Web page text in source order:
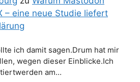
– eine neue Studie liefert
ich damit sagen.Drum hat mir
wegen dieser Einblicke.Ich
am…